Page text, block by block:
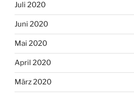
Juli 2020
Juni 2020
Mai 2020
April 2020
März 2020